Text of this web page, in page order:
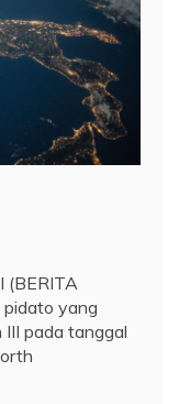
(BERITA
pidato yang
pada tanggal